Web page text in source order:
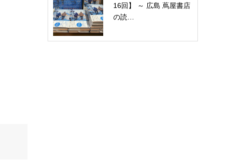
16回】 ～ 広島 蔦屋書店
の読…